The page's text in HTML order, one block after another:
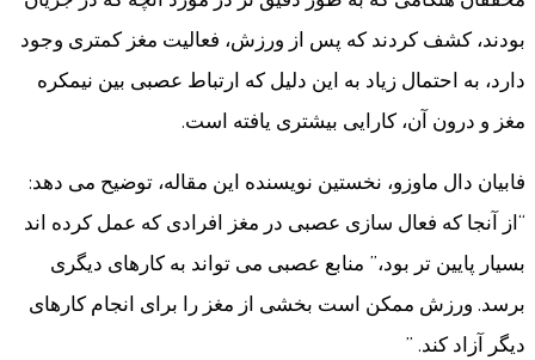
بودند، کشف کردند که پس از ورزش، فعالیت مغز کمتری وجود
دارد، به احتمال زیاد به این دلیل که ارتباط عصبی بین نیمکره
مغز و درون آن، کارایی بیشتری یافته است.
فابیان دال ماوزو، نخستین نویسنده این مقاله، توضیح می دهد:
“از آنجا که فعال سازی عصبی در مغز افرادی که عمل کرده اند
بسیار پایین تر بود،” منابع عصبی می تواند به کارهای دیگری
برسد. ورزش ممکن است بخشی از مغز را برای انجام کارهای
دیگر آزاد کند. ”